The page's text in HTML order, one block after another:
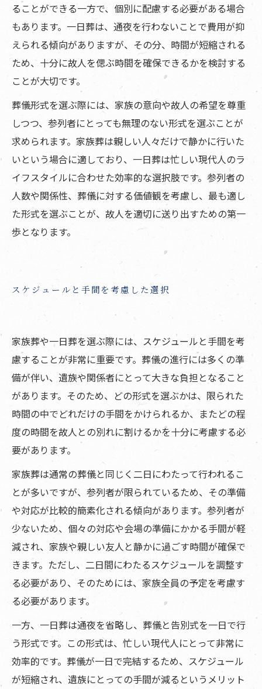
ることができる一方で、個別に配慮する必要がある場合
もあります。一日葬は、通夜を行わないことで費用が抑
えられる傾向がありますが、その分、時間が短縮される
ため、十分に故人を偲ぶ時間を確保できるかを検討する
ことが大切です。
葬儀形式を選ぶ際には、家族の意向や故人の希望を尊重
しつつ、参列者にとっても無理のない形式を選ぶことが
求められます。家族葬は親しい人々だけで静かに行いた
いという場合に適しており、一日葬は忙しい現代人のラ
イフスタイルに合わせた効率的な選択肢です。参列者の
人数や関係性、葬儀に対する価値観を考慮し、最も適し
た形式を選ぶことが、故人を適切に送り出すための第一
歩となります。
スケジュールと手間を考慮した選択
家族葬や一日葬を選ぶ際には、スケジュールと手間を考
慮することが非常に重要です。葬儀の進行には多くの準
備が伴い、遺族や関係者にとって大きな負担となること
があります。そのため、どの形式を選ぶかは、限られた
時間の中でどれだけの手間をかけられるか、またどの程
度の時間を故人との別れに割けるかを十分に考慮する必
要があります。
家族葬は通常の葬儀と同じく二日にわたって行われるこ
とが多いですが、参列者が限られているため、その準備
や対応が比較的簡素化される傾向があります。参列者が
少ないため、個々の対応や会場の準備にかかる手間が軽
減され、家族や親しい友人と静かに過ごす時間が確保で
きます。ただし、二日間にわたるスケジュールを調整す
る必要があり、そのためには、家族全員の予定を考慮す
る必要があります。
一方、一日葬は通夜を省略し、葬儀と告別式を一日で行
う形式です。この形式は、忙しい現代人にとって非常に
効率的です。葬儀が一日で完結するため、スケジュール
が短縮され、遺族にとっての手間が減るというメリット